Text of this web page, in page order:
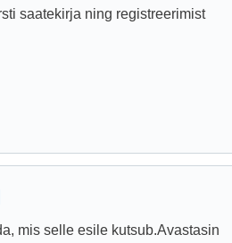
saatekirja ning registreerimist
mis selle esile kutsub.Avastasin